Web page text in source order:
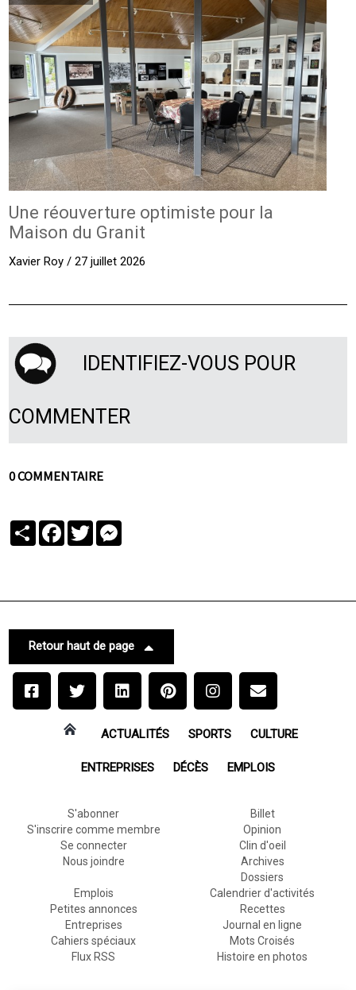
Une réouverture optimiste pour la
Maison du Granit
Xavier Roy / 27 juillet 2026
IDENTIFIEZ-VOUS POUR
COMMENTER
0 COMMENTAIRE
PartagerFacebook
Twitter
Retour haut de page
ACTUALITÉS SPORTS CULTURE
ENTREPRISES DÉCÈS EMPLOIS
S'abonner
S'inscrire comme membre
Se connecter
Nous joindre
Billet
Opinion
Clin d'oeil
Archives
Dossiers
Emplois
Petites annonces
Entreprises
Cahiers spéciaux
Flux RSS
Calendrier d'activités
Recettes
Journal en ligne
Mots Croisés
Histoire en photos